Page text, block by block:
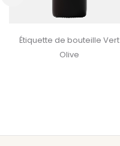
Étiquette de bouteille Vert
Olive